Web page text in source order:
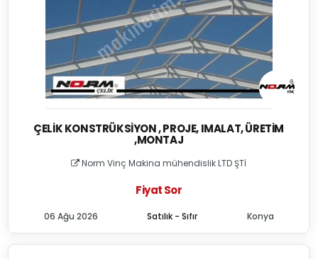
ÇELIK KONSTRÜKSIYON , PROJE, IMALAT, ÜRETIM
,MONTAJ
Norm Vinç Makina mühendislik LTD ŞTİ
Fiyat Sor
Satılık - Sıfır
06 Ağu 2026 Konya